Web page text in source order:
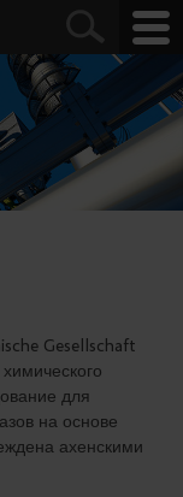
Gesellschaft
для
на основе
ахенскими